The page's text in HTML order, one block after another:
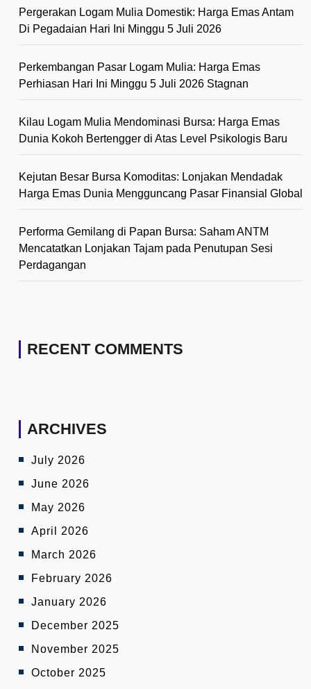
Pergerakan Logam Mulia Domestik: Harga Emas Antam
Di Pegadaian Hari Ini Minggu 5 Juli 2026
Perkembangan Pasar Logam Mulia: Harga Emas
Perhiasan Hari Ini Minggu 5 Juli 2026 Stagnan
Kilau Logam Mulia Mendominasi Bursa: Harga Emas
Dunia Kokoh Bertengger di Atas Level Psikologis Baru
Kejutan Besar Bursa Komoditas: Lonjakan Mendadak
Harga Emas Dunia Mengguncang Pasar Finansial Global
Performa Gemilang di Papan Bursa: Saham ANTM
Mencatatkan Lonjakan Tajam pada Penutupan Sesi
Perdagangan
RECENT COMMENTS
ARCHIVES
July 2026
June 2026
May 2026
April 2026
March 2026
February 2026
January 2026
December 2025
November 2025
October 2025